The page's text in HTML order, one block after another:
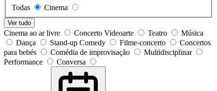
Todas
Cinema
Ver tudo
Cinema ao ar livre Concerto Videoarte Teatro
Música
Dança
Stand-up Comedy Filme-concerto
Concertos
para bebés
Comédia de improvisação
Multidisciplinar
Performance
Conversa